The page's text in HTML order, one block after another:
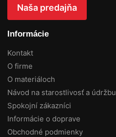
Naša predajňa
Informácie
Kontakt
O firme
O materiáloch
Návod na starostlivosť a údržbu
Spokojní zákazníci
Informácie o doprave
Obchodné podmienky